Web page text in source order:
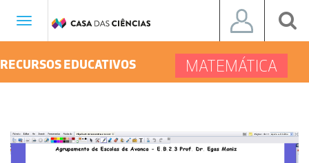
Toggle
RECURSOS EDUCATIVOS MATEMÁTICA